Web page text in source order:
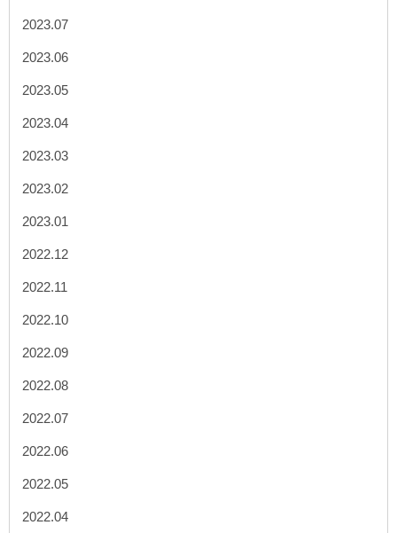
2023.07
2023.06
2023.05
2023.04
2023.03
2023.02
2023.01
2022.12
2022.11
2022.10
2022.09
2022.08
2022.07
2022.06
2022.05
2022.04